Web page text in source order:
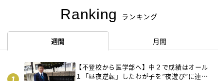
Ranking ランキング
週間 月間
【不登校から医学部へ】中２で成績はオール
１「昼夜逆転」したわが子を”夜遊び”に連れ